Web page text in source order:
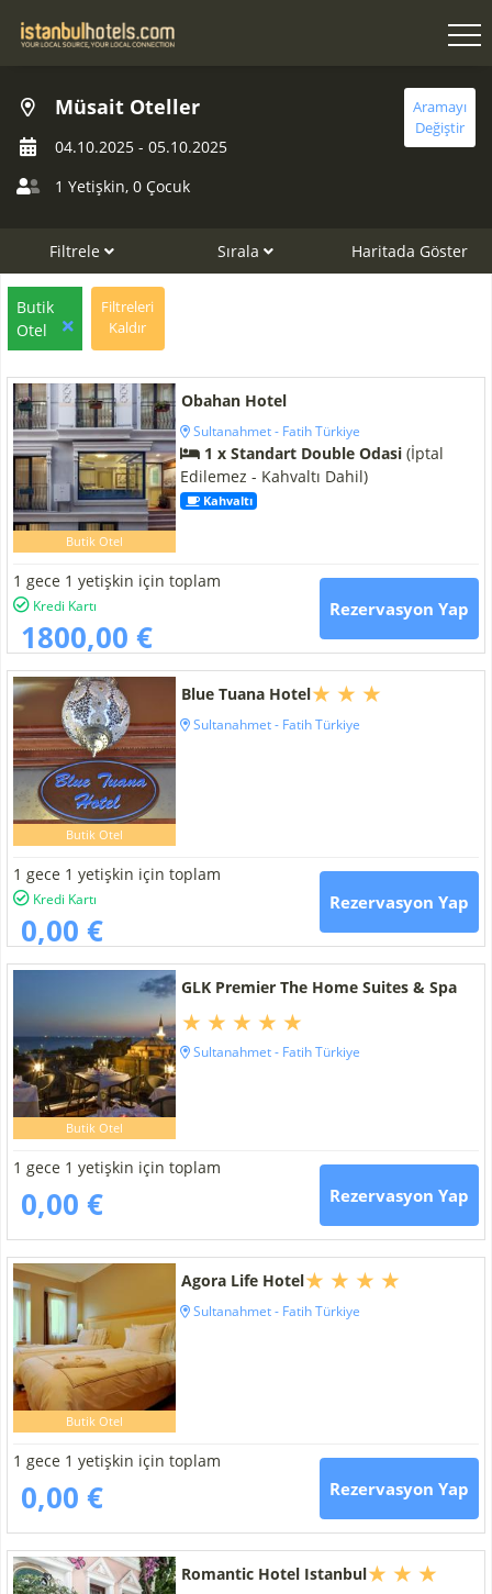
Müsait Oteller
04.10.2025 - 05.10.2025
1 Yetişkin, 0 Çocuk
Aramayı
Değiştir
Filtrele Sırala Haritada Göster
Butik
Otel
Filtreleri
Kaldır
Butik Otel
Obahan Hotel
Sultanahmet - Fatih Türkiye
1 x Standart Double Odasi (İptal
Edilemez - Kahvaltı Dahil)
Kahvaltı
1 gece 1 yetişkin için toplam
Kredi Kartı
1800,00 €
Rezervasyon Yap
Butik Otel
Blue Tuana Hotel
Sultanahmet - Fatih Türkiye
1 gece 1 yetişkin için toplam
Kredi Kartı
0,00 €
Rezervasyon Yap
Butik Otel
GLK Premier The Home Suites & Spa
Sultanahmet - Fatih Türkiye
1 gece 1 yetişkin için toplam
0,00 € Rezervasyon Yap
Butik Otel
Agora Life Hotel
Sultanahmet - Fatih Türkiye
1 gece 1 yetişkin için toplam
0,00 € Rezervasyon Yap
Romantic Hotel Istanbul